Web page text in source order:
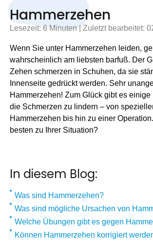
Hammerzehen
Lesezeit: 6 Minuten | Zuletzt bearbeitet:
Wenn Sie unter Hammerzehen leiden,
wahrscheinlich am liebsten barfuß. Der
Zehen schmerzen in Schuhen, da sie
Innenseite gedrückt werden. Sehr
Hammerzehen! Zum Glück gibt es
die Schmerzen zu lindern – von
Hammerzehen bis hin zu einer
besten zu Ihrer Situation?
In diesem Blog:
Was sind Hammerzehen?
Was sind mögliche Ursachen von
Welche Übungen gibt es gegen
Können Hammerzehen korrigiert